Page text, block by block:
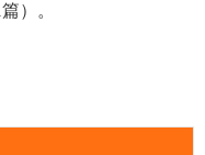
篇） 。